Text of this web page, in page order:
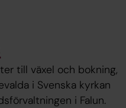
till växel och bokning,
i Svenska kyrkan
i Falun.